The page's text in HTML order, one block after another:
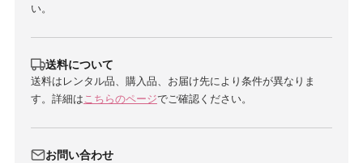
い。
送料について
送料はレンタル品、購入品、お届け先により条件が異なりま
す。詳細はこちらのページでご確認ください。
お問い合わせ